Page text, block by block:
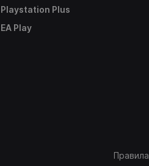
Playstation Plus
EA Play
Правила